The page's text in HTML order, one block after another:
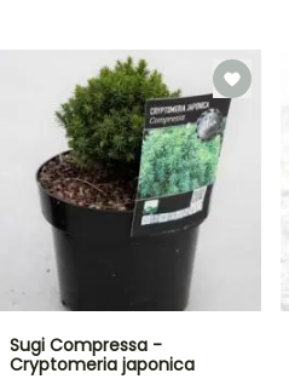
Sugi Compressa -
Cryptomeria japonica